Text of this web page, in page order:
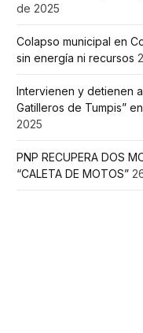
de 2025
Colapso municipal en
sin energía ni recursos
Intervienen y detienen
Gatilleros de Tumpis”
2025
PNP RECUPERA DOS
“CALETA DE MOTOS”